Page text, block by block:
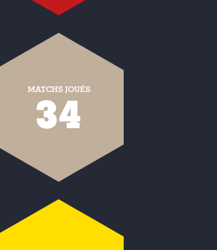
MATCHS JOUÉS
34